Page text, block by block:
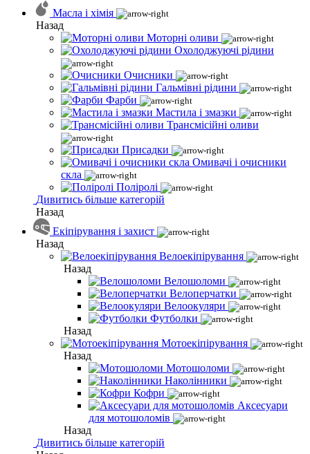
Масла і хімія
Назад
Моторні оливи
Охолоджуючі рідини
Очисники
Гальмівні рідини
Фарби
Мастила і змазки
Трансмісійні оливи
Присадки
Омивачі і очисники
скла
Поліролі
Дивитись більше категорій
Назад
Екіпірування і захист
Назад
Велоекіпірування
Назад
Велошоломи
Велоперчатки
Велоокуляри
Футболки
Назад
Мотоекіпірування
Назад
Мотошоломи
Наколінники
Кофри
Аксесуари
для мотошоломів
Назад
Дивитись більше категорій